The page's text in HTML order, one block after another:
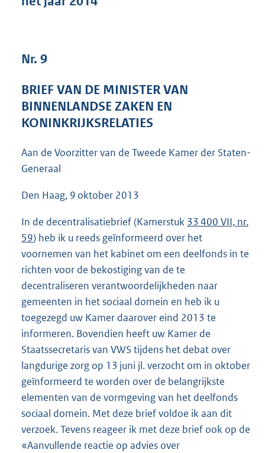
K
b
Nr. 9
BRIEF VAN DE MINISTER VAN
BINNENLANDSE ZAKEN EN
KONINKRIJKSRELATIES
Aan de Voorzitter van de Tweede Kamer der Staten-
Generaal
Den Haag, 9 oktober 2013
In de decentralisatiebrief (Kamerstuk 33 400 VII, nr.
59) heb ik u reeds geïnformeerd over het
voornemen van het kabinet om een deelfonds in te
richten voor de bekostiging van de te
decentraliseren verantwoordelijkheden naar
gemeenten in het sociaal domein en heb ik u
toegezegd uw Kamer daarover eind 2013 te
informeren. Bovendien heeft uw Kamer de
Staatssecretaris van VWS tijdens het debat over
langdurige zorg op 13 juni jl. verzocht om in oktober
geïnformeerd te worden over de belangrijkste
elementen van de vormgeving van het deelfonds
sociaal domein. Met deze brief voldoe ik aan dit
verzoek. Tevens reageer ik met deze brief ook op de
«Aanvullende reactie op advies over